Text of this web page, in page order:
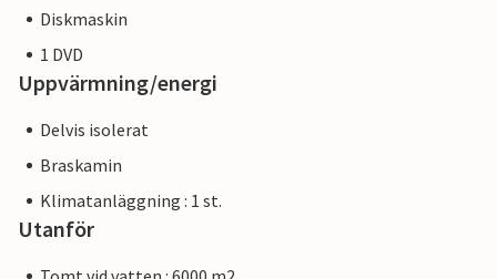
Diskmaskin
1 DVD
Uppvärmning/energi
Delvis isolerat
Braskamin
Klimatanläggning : 1 st.
Utanför